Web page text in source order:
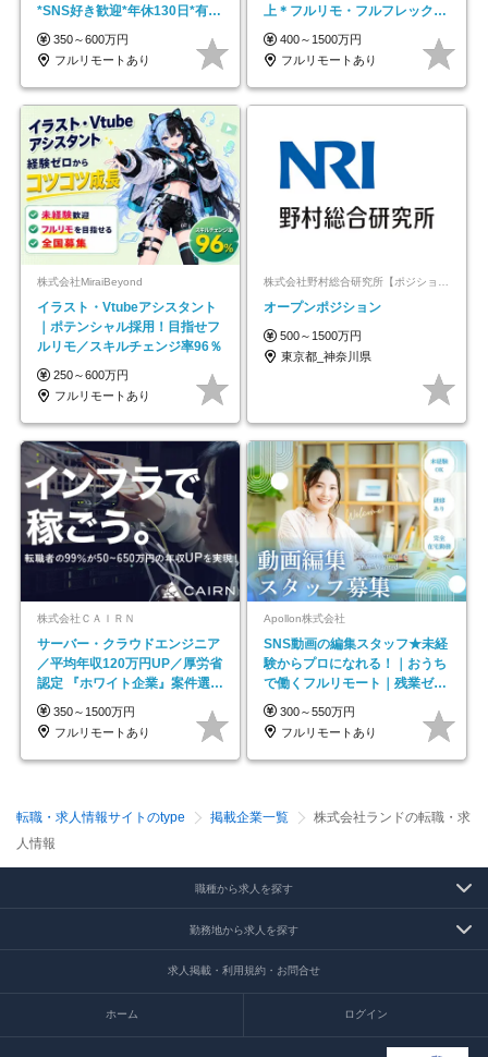
*SNS好き歓迎*年休130日*有休
取得率100%
350～600万円
フルリモートあり
上＊フルリモ・フルフレックス
◆10名の採用が決定◆
400～1500万円
フルリモートあり
株式会社MiraiBeyond
イラスト・Vtubeアシスタント
｜ポテンシャル採用！目指せフ
ルリモ／スキルチェンジ率96％
250～600万円
フルリモートあり
株式会社野村総合研究所【ポジションマッチ登録】
オープンポジション
500～1500万円
東京都_神奈川県
株式会社ＣＡＩＲＮ
サーバー・クラウドエンジニア
／平均年収120万円UP／厚労省
認定 『ホワイト企業』案件選択
制度／年休129日
350～1500万円
フルリモートあり
Apollon株式会社
SNS動画の編集スタッフ★未経
験からプロになれる！｜おうち
で働くフルリモート｜残業ゼロ
で18時退勤◎
300～550万円
フルリモートあり
転職・求人情報サイトのtype 掲載企業一覧
株式会社ランドの転職・求
人情報
職種から求人を探す
勤務地から求人を探す
求人掲載・利用規約・お問合せ
ホーム ログイン